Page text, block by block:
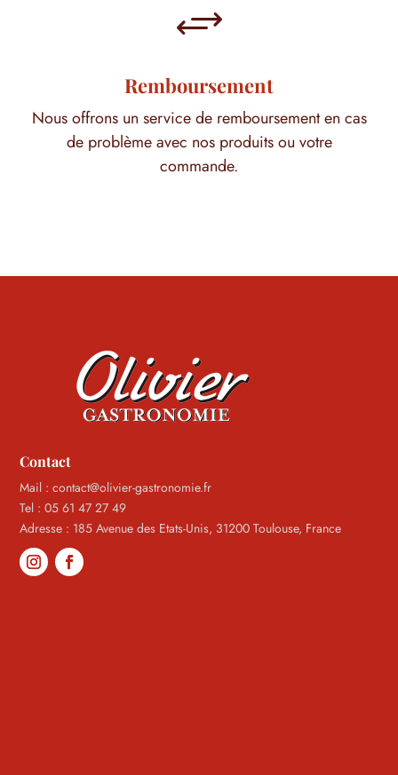
+
Remboursement
Nous offrons un service de remboursement en cas
de problème avec nos produits ou votre
commande.
Contact
Mail : contact@olivier-gastronomie.fr
Tel : 05 61 47 27 49
Adresse : 185 Avenue des Etats-Unis, 31200 Toulouse, France